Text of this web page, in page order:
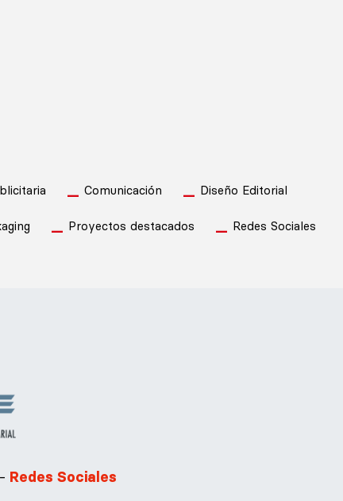
Comunicación Diseño Editorial
Proyectos destacados Redes Sociales
- Redes Sociales